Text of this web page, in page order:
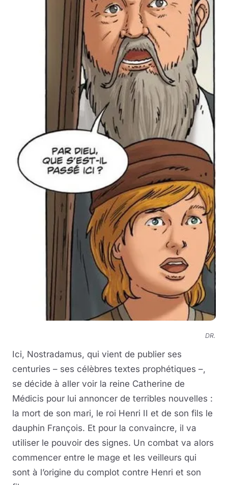
DR.
Ici, Nostradamus, qui vient de publier ses
centuries – ses célèbres textes prophétiques –,
se décide à aller voir la reine Catherine de
Médicis pour lui annoncer de terribles nouvelles :
la mort de son mari, le roi Henri II et de son fils le
dauphin François. Et pour la convaincre, il va
utiliser le pouvoir des signes. Un combat va alors
commencer entre le mage et les veilleurs qui
sont à l’origine du complot contre Henri et son